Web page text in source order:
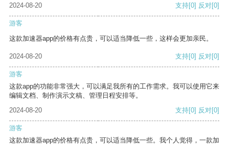
2024-08-20 支持[0] 反对[0]
游客
这款加速器app的价格有点贵，可以适当降低一些，这样会更加亲民。
2024-08-20 支持[0] 反对[0]
游客
这款app的功能非常强大，可以满足我所有的工作需求。我可以使用它来
编辑文档、制作演示文稿、管理日程安排等。
2024-08-20
支持[0] 反对[0]
游客
这款加速器app的价格有点贵，可以适当降低一些。我个人觉得，一款加